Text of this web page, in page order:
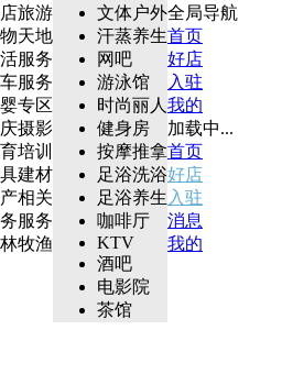
旅游
天地
服务
服务
专区
摄影
培训
建材
相关
服务
牧渔
文体户外
汗蒸养生
网吧
游泳馆
时尚丽人
健身房
按摩推拿
足浴洗浴
足浴养生
咖啡厅
KTV
酒吧
电影院
茶馆
全局导航
首页
好店
入驻
我的
加载中...
首页
好店
入驻
消息
我的